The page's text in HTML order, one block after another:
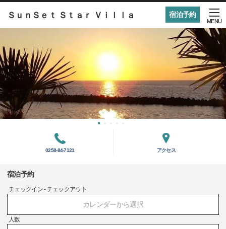
宿泊予約
ＳｕｎＳｅｔ Ｓｔａｒ Ｖｉｌｌａ
MENU
0258-84-7121 アクセス
宿泊予約
チェックイン - チェックアウト
カレンダーから選択
人数